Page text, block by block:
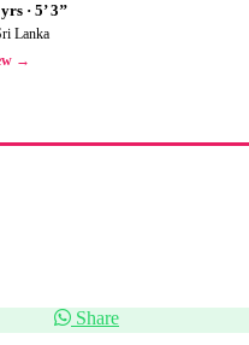
· 5’ 3’’
Lanka
→
Share